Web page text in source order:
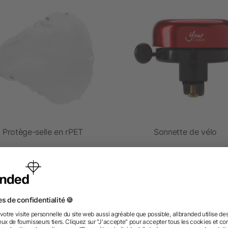
Protège-selle en rPET
dès 0,22 €
Sonnette de vélo